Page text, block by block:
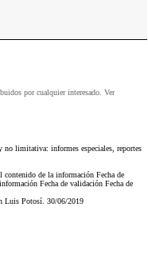
por cualquier interesado. Ver
limitativa: informes especiales, reportes
contenido de la información Fecha de
Fecha de validación Fecha de
Luis Potosí. 30/06/2019